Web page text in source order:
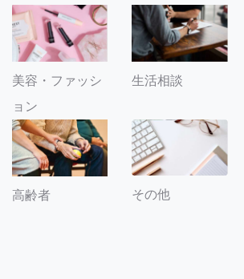
美容・ファッシ
ョン
生活相談
高齢者 その他